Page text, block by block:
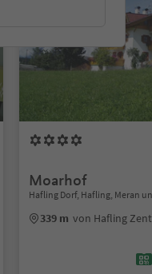
Moarhof
Hafling Dorf, Hafling, Meran
339 m von Hafling